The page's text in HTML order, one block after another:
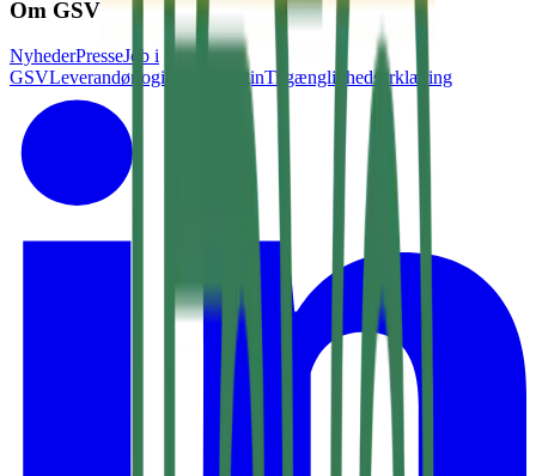
Om GSV
NyhederPresseJob i
GSVLeverandørlogin KundeloginTilgænglighedserklæring